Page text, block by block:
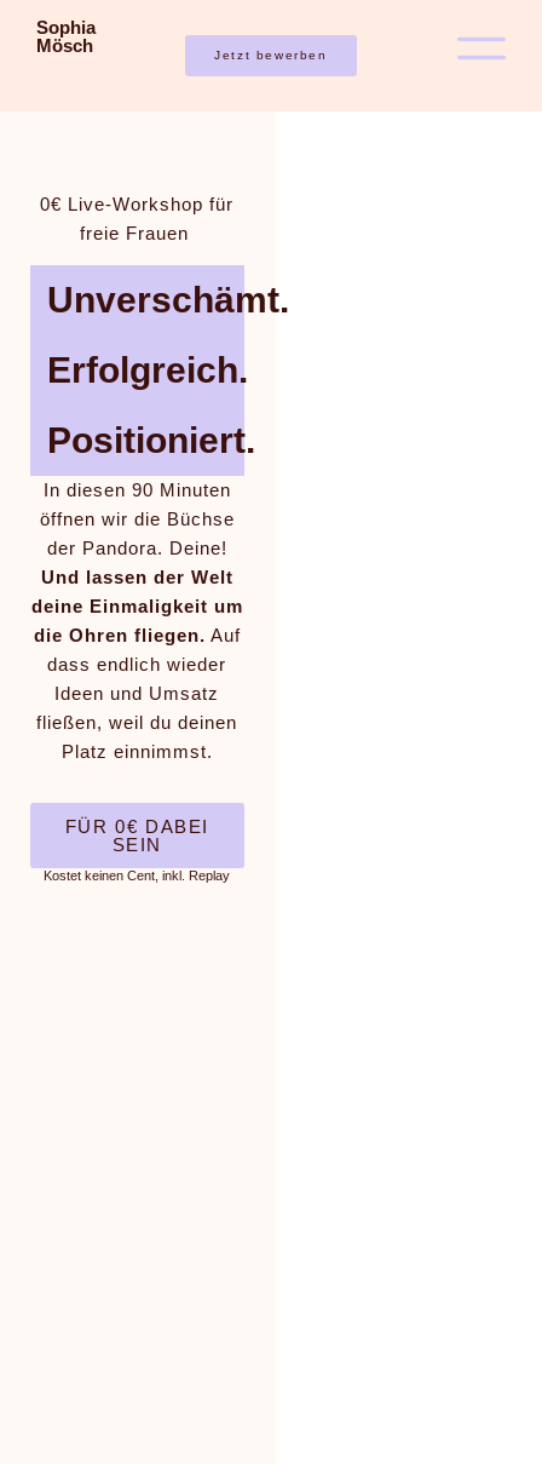
Sophia
Mösch
Jetzt bewerben
0€ Live-Workshop für
freie Frauen
Unverschämt.
Erfolgreich.
Positioniert.
In diesen 90 Minuten
öffnen wir die Büchse
der Pandora. Deine!
Und lassen der Welt
deine Einmaligkeit um
die Ohren fliegen. Auf
dass endlich wieder
Ideen und Umsatz
fließen, weil du deinen
Platz einnimmst.
FÜR 0€ DABEI
SEIN
Kostet keinen Cent, inkl. Replay